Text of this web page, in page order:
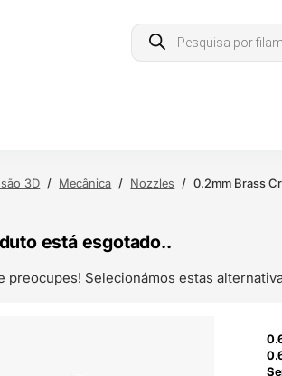
Products
search
3D / Mecânica / Nozzles / 0.2mm Brass
está esgotado..
preocupes! Selecionámos estas